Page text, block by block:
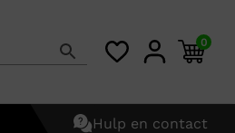
0
Hulp en contact